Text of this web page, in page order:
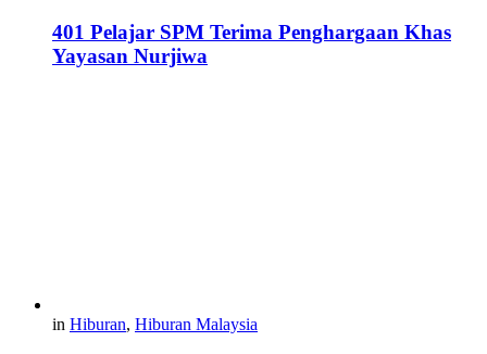
401 Pelajar SPM Terima Penghargaan Khas
Yayasan Nurjiwa
in Hiburan, Hiburan Malaysia